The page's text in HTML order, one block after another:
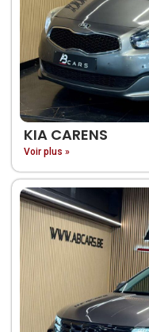
KIA CARENS
Voir plus »